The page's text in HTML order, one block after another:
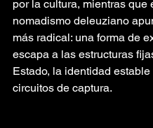
por la cultura, mientras que
nomadismo deleuziano
más radical: una forma de
escapa a las estructuras
Estado, la identidad estable
circuitos de captura.